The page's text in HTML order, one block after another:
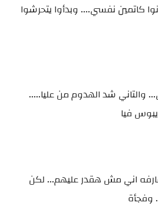
كاتمين نفسي.... وبدأوا يتحرشوا
والتاني شد الهدوم من عليا.....
فيا
اني مش هقدر عليهم... لكن
وفجأة